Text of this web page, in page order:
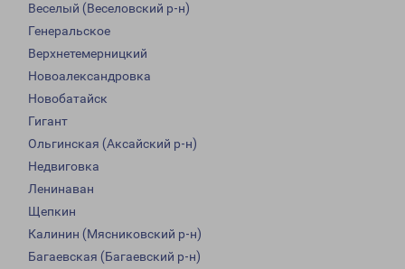
Веселый (Веселовский р-н)
Генеральское
Верхнетемерницкий
Новоалександровка
Новобатайск
Гигант
Ольгинская (Аксайский р-н)
Недвиговка
Ленинаван
Щепкин
Калинин (Мясниковский р-н)
Багаевская (Багаевский р-н)